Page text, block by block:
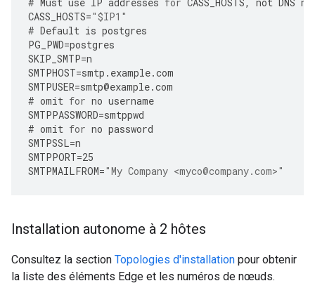
CASS_HOSTS="$IP1"
# Default is postgres
PG_PWD=postgres
SKIP_SMTP=n
SMTPHOST=smtp . example.com
SMTPUSER=smtp@example.com
# omit for no username
SMTPPASSWORD=smtppwd
# omit for no password
SMTPSSL=n
SMTPPORT=25
SMTPMAILFROM="My Company <myco@company.com>"
Installation autonome à 2 hôtes
Consultez la section Topologies d'installation pour obtenir
la liste des éléments Edge et les numéros de nœuds.